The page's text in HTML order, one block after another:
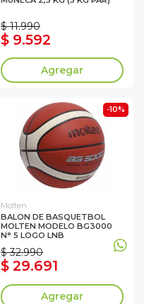
$ 11.990
$ 9.592
Agregar
-10%
Molten
BALON DE BASQUETBOL
MOLTEN MODELO BG3000
N° 5 LOGO LNB
$ 32.990
$ 29.691
Agregar